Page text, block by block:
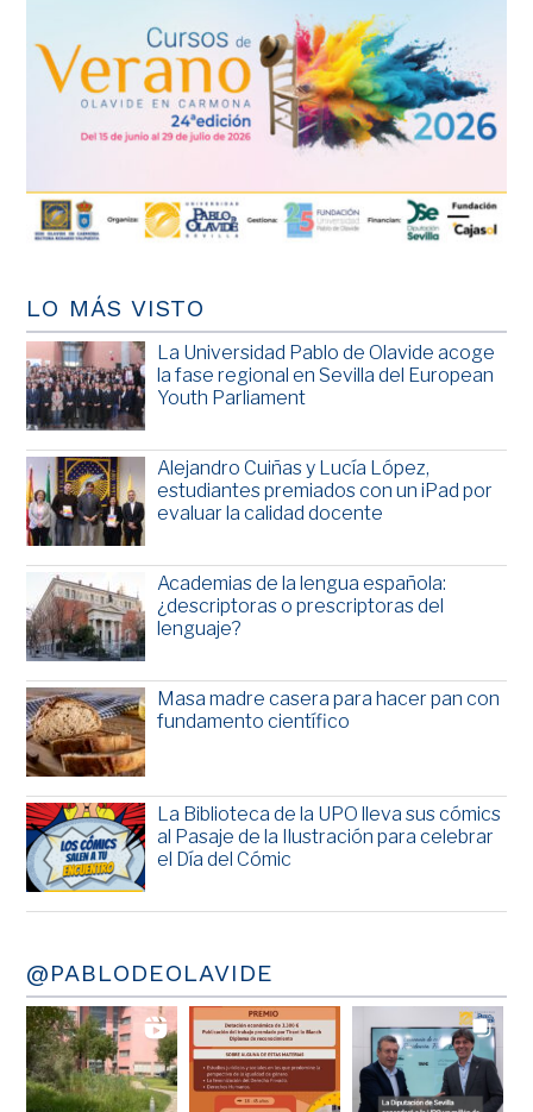
LO MÁS VISTO
La Universidad Pablo de Olavide acoge
la fase regional en Sevilla del European
Youth Parliament
Alejandro Cuiñas y Lucía López,
estudiantes premiados con un iPad por
evaluar la calidad docente
Academias de la lengua española:
¿descriptoras o prescriptoras del
lenguaje?
Masa madre casera para hacer pan con
fundamento científico
La Biblioteca de la UPO lleva sus cómics
al Pasaje de la Ilustración para celebrar
el Día del Cómic
@PABLODEOLAVIDE